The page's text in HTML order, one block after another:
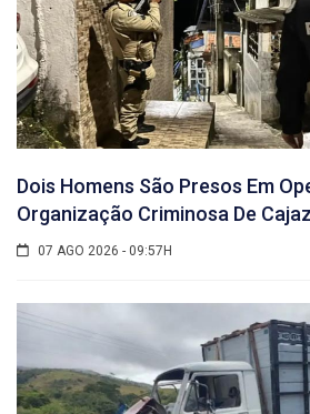
Dois Homens São Presos Em
Organização Criminosa De
07 AGO 2026 - 09:57H